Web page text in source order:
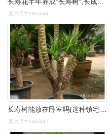
长寿花半年养成"长寿树",长成1米9大高个,真气派!
图片尺寸580x644
图片尺寸640x447